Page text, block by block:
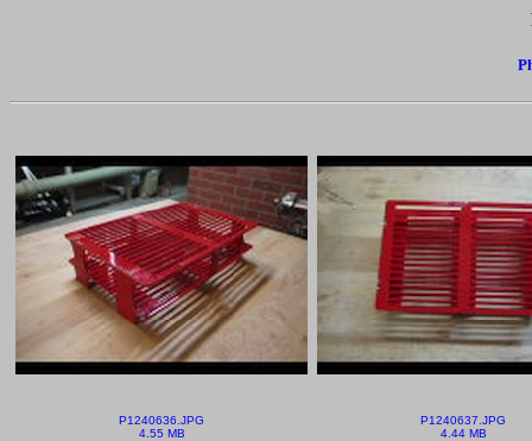
P1240636.JPG
4.55 MB
P1240637.JPG
4.44 MB